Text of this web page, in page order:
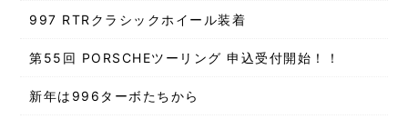
997 RTRクラシックホイール装着
第55回 PORSCHEツーリング 申込受付開始！！
新年は996ターボたちから